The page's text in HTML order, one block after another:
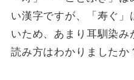
い漢字ですが、「寿ぐ
いため、あまり耳馴染み
読み方はわかりましたか